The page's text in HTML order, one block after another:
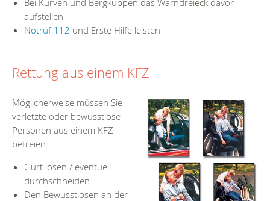
aufstellen
Notruf 112 und Erste Hilfe leisten
Rettung aus einem KFZ
Möglicherweise müssen Sie
verletzte oder bewusstlose
Personen aus einem KFZ
befreien:
Gurt lösen / eventuell
durchschneiden
Den Bewusstlosen an der